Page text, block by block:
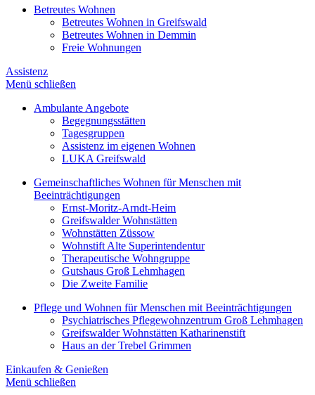
Betreutes Wohnen
Betreutes Wohnen in Greifswald
Betreutes Wohnen in Demmin
Freie Wohnungen
Assistenz
Menü schließen
Ambulante Angebote
Begegnungsstätten
Tagesgruppen
Assistenz im eigenen Wohnen
LUKA Greifswald
Gemeinschaftliches Wohnen für Menschen mit
Beeinträchtigungen
Ernst-Moritz-Arndt-Heim
Greifswalder Wohnstätten
Wohnstätten Züssow
Wohnstift Alte Superintendentur
Therapeutische Wohngruppe
Gutshaus Groß Lehmhagen
Die Zweite Familie
Pflege und Wohnen für Menschen mit Beeinträchtigungen
Psychiatrisches Pflegewohnzentrum Groß Lehmhagen
Greifswalder Wohnstätten Katharinenstift
Haus an der Trebel Grimmen
Einkaufen & Genießen
Menü schließen